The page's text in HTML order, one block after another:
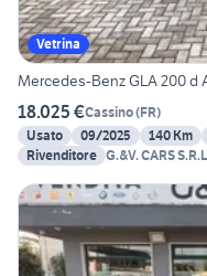
Vetrina
Mercedes-Benz GLA 200 d
18.025 €Cassino(FR)
Usato
09/2025 140 Km
Rivenditore G.&V. CARS S.R.L